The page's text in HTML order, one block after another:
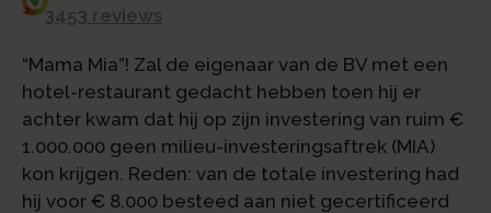
3453 reviews
“Mama Mia”! Zal de eigenaar van de BV met een
hotel-restaurant gedacht hebben toen hij er
achter kwam dat hij op zijn investering van ruim €
1.000.000 geen milieu-investeringsaftrek (MIA)
kon krijgen. Reden: van de totale investering had
hij voor € 8.000 besteed aan niet gecertificeerd